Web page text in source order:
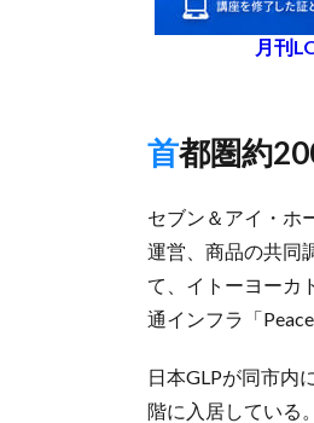
月刊
首都圏約
セブン＆アイ・ホ
運営、商品の共同
て、イトーヨーカ
通インフラ「
日本GLPが同市内
階に入居している。